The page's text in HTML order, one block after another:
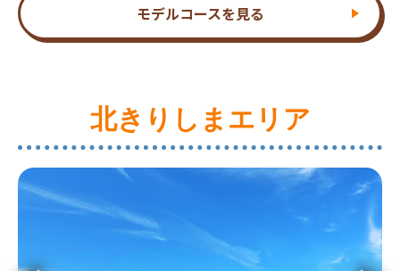
モデルコースを見る
北きりしまエリア